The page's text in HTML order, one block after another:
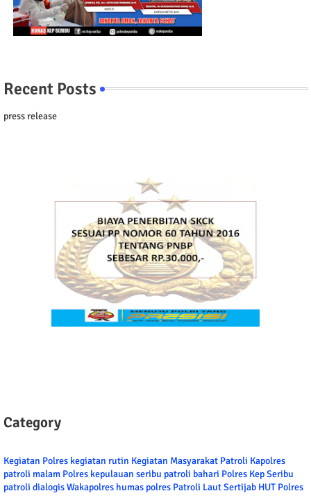
Recent Posts
press release
Category
Kegiatan Polres kegiatan rutin Kegiatan Masyarakat Patroli Kapolres
patroli malam Polres kepulauan seribu patroli bahari Polres Kep Seribu
patroli dialogisWakapolres humas polres Patroli LautSertijab HUT Polres